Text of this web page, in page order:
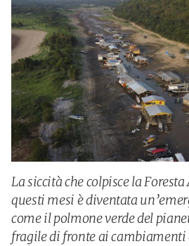
La siccità che colpisce la
questi mesi è diventata
come il polmone verde del
fragile di fronte ai cambiamenti